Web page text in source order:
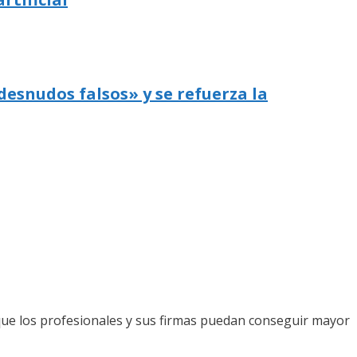
falsos» y se refuerza la
los profesionales y sus firmas puedan conseguir mayor